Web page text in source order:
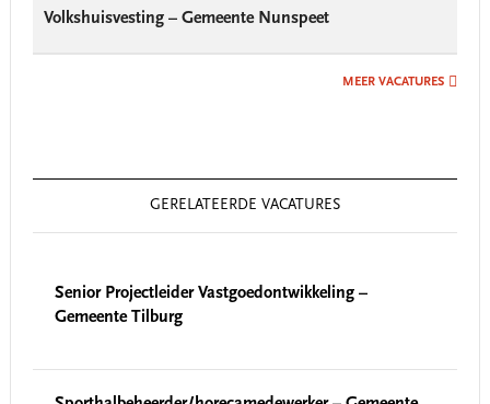
Volkshuisvesting – Gemeente Nunspeet
MEER VACATURES
GERELATEERDE VACATURES
Senior Projectleider Vastgoedontwikkeling –
Gemeente Tilburg